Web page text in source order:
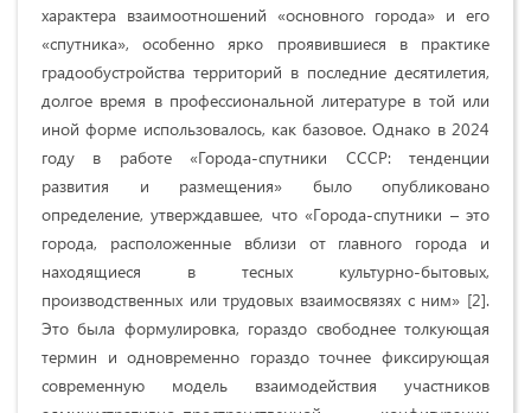
характера взаимоотношений «основного города» и его
«спутника», особенно ярко проявившиеся в практике
градообустройства территорий в последние десятилетия,
долгое время в профессиональной литературе в той или
иной форме использовалось, как базовое. Однако в 2024
году в работе «Города-спутники СССР: тенденции
развития и размещения» было опубликовано
определение, утверждавшее, что «Города-спутники – это
города, расположенные вблизи от главного города и
находящиеся в тесных культурно-бытовых,
производственных или трудовых взаимосвязях с ним» [2].
Это была формулировка, гораздо свободнее толкующая
термин и одновременно гораздо точнее фиксирующая
современную модель взаимодействия участников